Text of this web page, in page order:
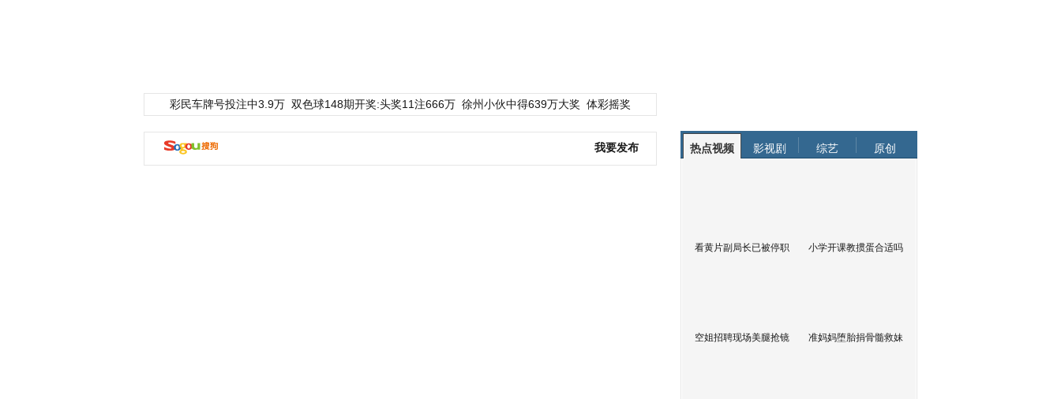
彩民车牌号投注中3.9万 双色球148期开奖:头奖11注666万 徐州小伙中得639万大奖 体彩摇奖
我要发布 热点视频 影视剧 综艺 原创
看黄片副局长已被停职 小学开课教掼蛋合适吗
空姐招聘现场美腿抢镜 准妈妈堕胎捐骨髓救妹